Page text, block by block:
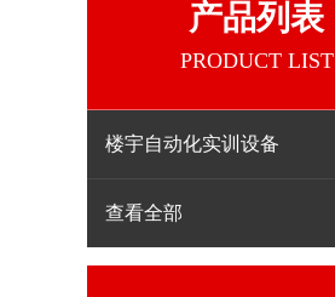
产品列表
PRODUCT LIST
楼宇自动化实训设备
查看全部